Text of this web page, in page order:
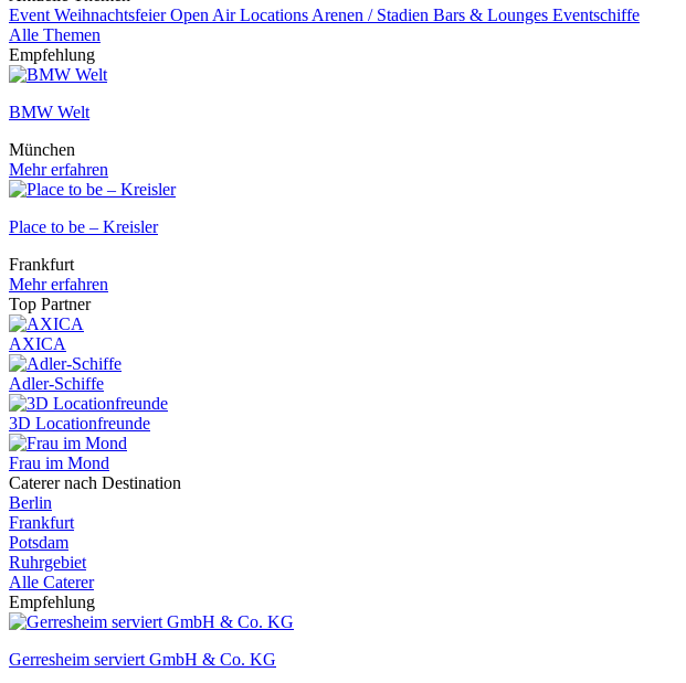
Event WeihnachtsfeierOpen Air Locations Arenen / Stadien Bars & Lounges Eventschiffe
Alle Themen
Empfehlung
BMW Welt
München
Mehr erfahren
Place to be – Kreisler
Frankfurt
Mehr erfahren
Top Partner
AXICA
Adler-Schiffe
3D Locationfreunde
Frau im Mond
Caterer nach Destination
Berlin
Frankfurt
Potsdam
Ruhrgebiet
Alle Caterer
Empfehlung
Gerresheim serviert GmbH & Co. KG